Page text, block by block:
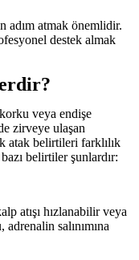
adım atmak önemlidir.
destek almak
veya endişe
zirveye ulaşan
atak belirtileri farklılık
belirtiler şunlardır:
atışı hızlanabilir veya
adrenalin salınımına